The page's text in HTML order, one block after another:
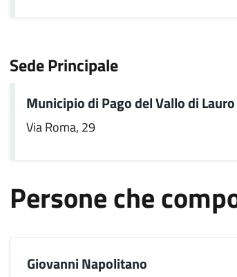
Sede Principale
Municipio di Pago del Vallo di Lauro
Via Roma, 29
Persone che
Giovanni Napolitano